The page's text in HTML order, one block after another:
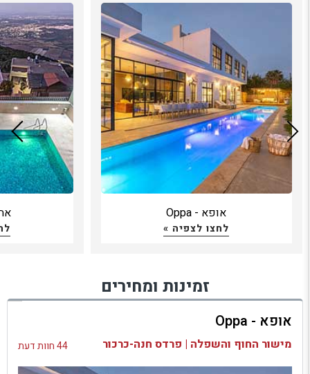
אופא - Oppa
לחצו לצפיה »
זמינות ומחירים
אופא - Oppa
מישור החוף והשפלה | פרדס חנה-כרכור 44 חוות דעת